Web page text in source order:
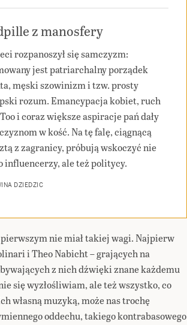
z manosfery
rozpanoszył się samczyzm:
jest patriarchalny porządek
męski szowinizm i tzw. prosty
rozum. Emancypacja kobiet, ruch
i coraz większe aspiracje pań dały
w kość. Na tę falę, ciągnącą
z zagranicy, próbują wskoczyć nie
influencerzy, ale też politycy.
DZIEDZIC
nie miał takiej wagi. Najpierw
i Theo Nabicht – grających na
z nich dźwięki znane każdemu
się wyzłośliwiam, ale też wszystko, co
własną muzyką, może nas trochę
oddechu, takiego kontrabasowego